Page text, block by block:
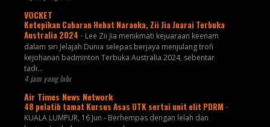
VOCKET
Ketepikan Cabaran Hebat Naraoka, Zii Jia Juarai Terbuka
Australia 2024 - Lee Zii Jia menikmati kejuaraan keenam
dalam siri Jelajah Dunia selepas berjaya menjulang trofi
kejohanan badminton Terbuka Australia 2024, sebentar
tadi...
4 jam yang lalu
Air Times News Network
48 pelatih tamat Kursus Asas UTK sertai unit elit PDRM -
KUALA LUMPUR, 16 Jun - Berhempas dengan lelah dan